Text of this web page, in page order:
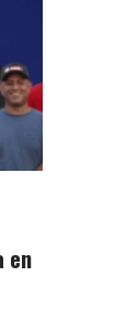
en